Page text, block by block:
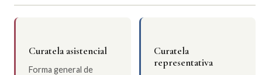
Curatela asistencial
Forma general de
Curatela
representativa